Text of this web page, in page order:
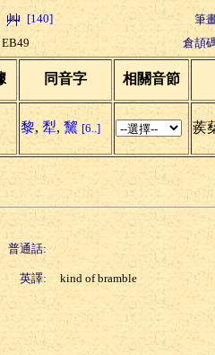
[140]
筆
EB49 倉頡
同音字 相關音節
黎, 犁, 黧 [6..] 蒺
普通話:
英譯: kind of bramble